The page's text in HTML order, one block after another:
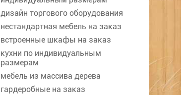
дизайн торгового оборудования
нестандартная мебель на заказ
встроенные шкафы на заказ
кухни по индивидуальным
размерам
мебель из массива дерева
гардеробные на заказ